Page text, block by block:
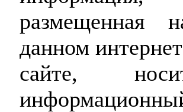
размещенная
данном
сайте,